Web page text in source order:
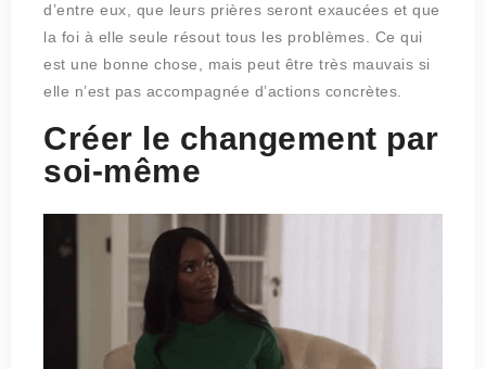
d’entre eux, que leurs prières seront exaucées et que
la foi à elle seule résout tous les problèmes. Ce qui
est une bonne chose, mais peut être très mauvais si
elle n’est pas accompagnée d’actions concrètes.
Créer le changement par
soi-même